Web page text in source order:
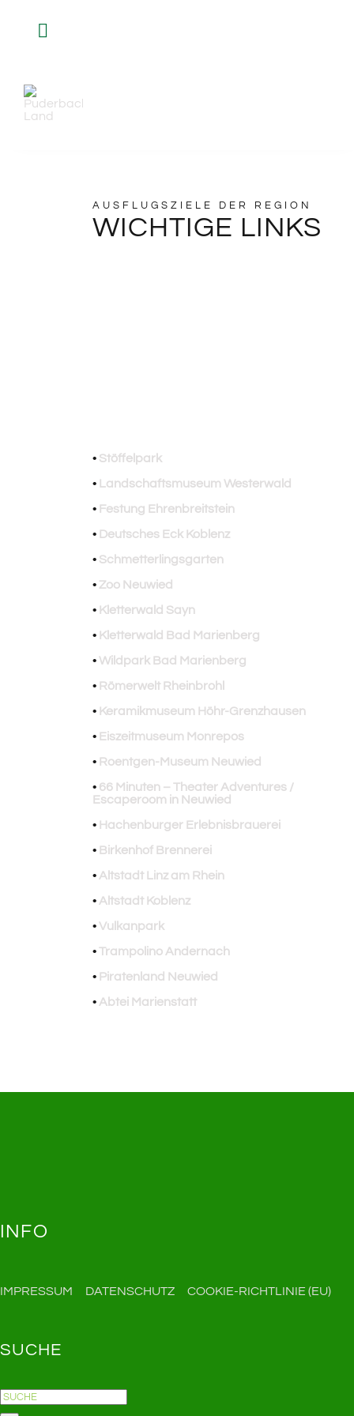
Toggle
AUSFLUGSZIELE DER REGION
WICHTIGE LINKS
• Stöffelpark
• Landschaftsmuseum Westerwald
• Festung Ehrenbreitstein
• Deutsches Eck Koblenz
• Schmetterlingsgarten
• Zoo Neuwied
• Kletterwald Sayn
• Kletterwald Bad Marienberg
• Wildpark Bad Marienberg
• Römerwelt Rheinbrohl
• Keramikmuseum Höhr-Grenzhausen
• Eiszeitmuseum Monrepos
• Roentgen-Museum Neuwied
• 66 Minuten – Theater Adventures /
Escaperoom in Neuwied
• Hachenburger Erlebnisbrauerei
• Birkenhof Brennerei
•Altstadt Linz am Rhein
•Altstadt Koblenz
• Vulkanpark
•Trampolino Andernach
• Piratenland Neuwied
•Abtei Marienstatt
INFO
IMPRESSUM DATENSCHUTZ COOKIE-RICHTLINIE (EU)
SUCHE